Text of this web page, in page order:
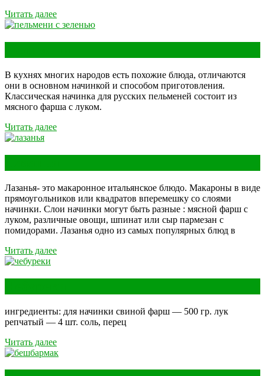
Читать далее
В кухнях многих народов есть похожие блюда, отличаются
они в основном начинкой и способом приготовления.
Классическая начинка для русских пельменей состоит из
мясного фарша с луком.
Читать далее
Лазанья- это макаронное итальянское блюдо. Макароны в виде
прямоугольников или квадратов вперемешку со слоями
начинки. Слои начинки могут быть разные : мясной фарш с
луком, различные овощи, шпинат или сыр пармезан с
помидорами. Лазанья одно из самых популярных блюд в
Читать далее
ингредиенты: для начинки свиной фарш — 500 гр. лук
репчатый — 4 шт. соль, перец
Читать далее